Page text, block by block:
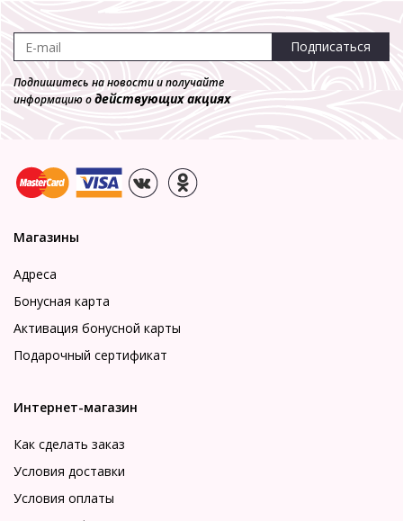
Подписаться
Подпишитесь на новости и получайте
информацию одействующих акциях
Магазины
Адреса
Бонусная карта
Активация бонусной карты
Подарочный сертификат
Интернет-магазин
Как сделать заказ
Условия доставки
Условия оплаты